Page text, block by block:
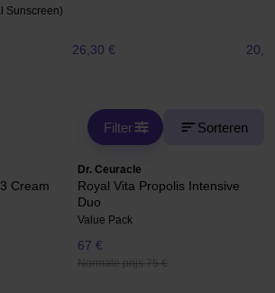
Sunscreen)
26,30 €
Filter Sorteren
Cream
Dr. Ceuracle
Royal Vita Propolis Intensive
Duo
Value Pack
67 €
Normale prijs 75 €